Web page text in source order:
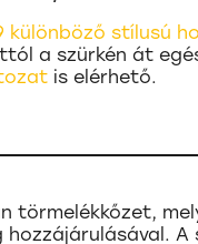
különböző stílusú
a szürkén át
is elérhető.
törmelékkőzet,